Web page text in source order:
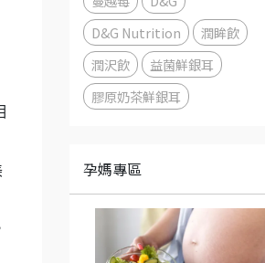
D&G Nutrition
潤眸飲
潤沢飲
益菌鮮銀耳
膠原奶茶鮮銀耳
孕媽專區